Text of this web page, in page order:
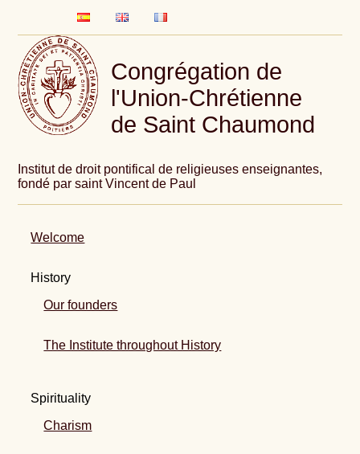
Congrégation de
l'Union-Chrétienne
de Saint Chaumond
Institut de droit pontifical de religieuses enseignantes,
fondé par saint Vincent de Paul
Welcome
History
Our founders
The Institute throughout History
Spirituality
Charism